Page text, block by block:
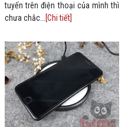
tuyến trên điện thoại của mình thì
chưa chắc...[Chi tiết]